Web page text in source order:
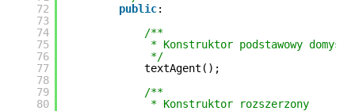
72
73
74
75
76
77
78
79
80
public:
/**
* Konstruktor podstawowy
*/
textAgent();
/**
* Konstruktor rozszerzony